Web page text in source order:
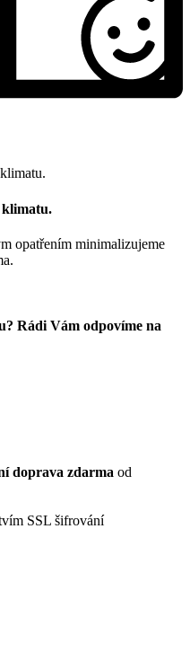
klimatu.
opatřením minimalizujeme
Rádi Vám odpovíme na
doprava zdarma od
SSL šifrování